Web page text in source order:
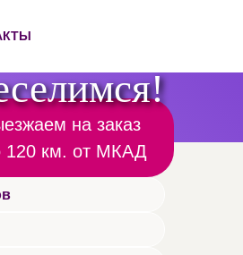
на заказ
120 км. от МКАД